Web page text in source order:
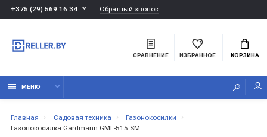
+375 (29) 569 16 34 Обратный звонок
СРАВНЕНИЕ ИЗБРАННОЕ КОРЗИНА
МЕНЮ
Главная Садовая техника
Газонокосилки
Газонокосилка Gardmann GML-515 SM